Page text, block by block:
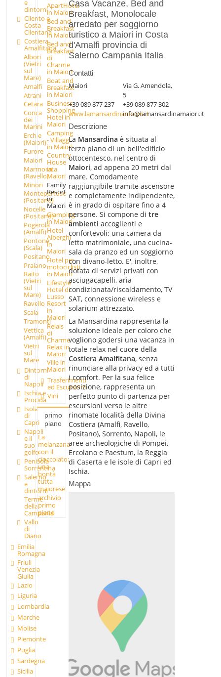
e
dintorni
Cilento e
Costa
Cilentana
Costiera
Amalfitana
Albori
(Vietri
sul
Mare)
Amalfi
Atrani
Cetara
Conca
dei
Marini
Erchie
(Maiori)
Furore
Maiori
Marmorata
(Ravello)
Minori
Montepertuso
(Positano)
Nocelle
(Positano)
Pogerola
(Amalfi)
Pontone
(Scala)
Positano
Praiano
Raito
(Vietri
sul
Mare)
Ravello
Scala
Tramonti
Vettica
(Amalfi)
Vietri
sul
Mare
Dintorni
di
Napoli
Ischia e
Procida
Isola
di
Capri
Napoli
e il
suo
golfo
Penisola
Sorrentina
Salerno
e
dintorni
Terme
della
Campania
Vallo
di
Diano
Emilia
Romagna
Friuli
Venezia
Giulia
Lazio
Liguria
Lombardia
Marche
Molise
Piemonte
Puglia
Sardegna
Sicilia
ApartHotel
in Maiori
Bed and
Breakfast
in Maiori
Bed and
Breakfast
di
Charme
in Maiori
Boat and
Breakfast
in Maiori
Business
Shopping
Hotel in
Maiori
Camping
- Villaggi
in Maiori
Country
House
in
Maiori
Family
Resort
in
Maiori
Glamping
in Maiori
Hotel
Alberghi
in
Maiori
Hotel per
motociclisti
in Maiori
Lifestyle
Hotel di
Lusso
Resort
in
Maiori
Relais
di
Charme
Relax in
Maiori
Ville in
Maiori
Trasferimenti
ed Escursioni
Vini
primo
piano
La
melanzana
con il
cioccolato:
una
bontà
tutta
maiorese
archivio
primo
piano
Casa Vacanze, Bed and
Breakfast, Monolocale
arredato per soggiorno
turistico a Maiori in Costa
d'Amalfi provincia di
Salerno Campania Italia
Contatti
Maiori
Via G. Amendola,
5
+39 089 877 237
+39 089 877 302
www.lamansardinamaiori.itinfo@lamansardinamaiori.it
Descrizione
La Mansardina è situata al
terzo piano di un bell'edificio
ottocentesco, nel centro di
Maiori, ad appena 20 metri dal
mare. Comodamente
raggiungibile tramite ascensore
e completamente indipendente,
è in grado di ospitare fino a 4
persone. Si compone di tre
ambienti accoglienti e
confortevoli: una camera da
letto matrimoniale, una cucina-
sala da pranzo ed un soggiorno
con divano-letto. E', inoltre,
dotata di servizi privati con
asciugacapelli, aria
condizionata/riscaldamento, TV
SAT, connessione wireless e
solarium attrezzato.
La Mansardina rappresenta la
soluzione ideale per coloro che
vogliono godersi una vacanza in
totale relax nel cuore della
Costiera Amalfitana, senza
rinunciare alla privacy ed a tutti
i comfort. Per la sua felice
posizione, rappresenta un
perfetto punto di partenza per
escursioni verso le altre
rinomate località della Divina
Costiera (Amalfi, Ravello,
Positano), Sorrento, Napoli, le
aree archeologiche di Pompei,
Ercolano e Paestum, la Reggia
di Caserta e le isole di Capri ed
Ischia.
Mappa